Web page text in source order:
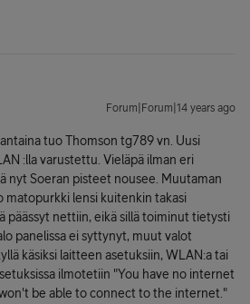
Forum|Forum|14 years ago
tuo Thomson tg789 vn. Uusi
:lla varustettu. Vieläpä ilman eri
nyt Soeran pisteet nousee. Muutaman
matopurkki lensi kuitenkin takasi
päässyt nettiin, eikä sillä toiminut tietysti
panelissa ei syttynyt, muut valot
käsiksi laitteen asetuksiin, WLAN:a tai
ilmotetiin "You have no internet
be able to connect to the internet."